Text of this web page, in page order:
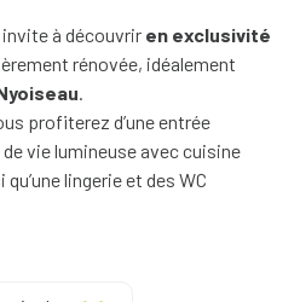
à découvrir en exclusivité
rénovée, idéalement
.
profiterez d’une entrée
vie lumineuse avec cuisine
lingerie et des WC
de
256 m²